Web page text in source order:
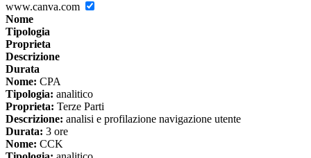
www.canva.com
Nome
Tipologia
Proprieta
Descrizione
Durata
Nome: CPA
Tipologia: analitico
Proprieta: Terze Parti
Descrizione: analisi e profilazione navigazione utente
Durata: 3 ore
Nome: CCK